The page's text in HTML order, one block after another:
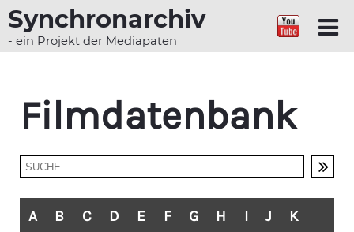
Synchronarchiv
- ein Projekt der Mediapaten
Filmdatenbank
A B C D E F G H I J
K